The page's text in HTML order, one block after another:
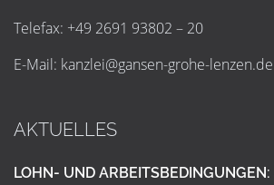
Telefax: +49 2691 93802 – 20
E-Mail: kanzlei@gansen-grohe-lenzen.de
AKTUELLES
LOHN- UND ARBEITSBEDINGUNGEN: